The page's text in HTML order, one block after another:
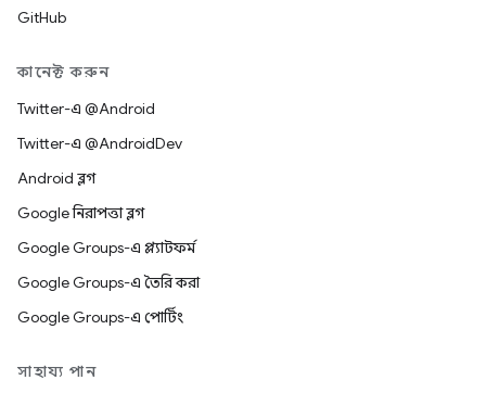
GitHub
কানেক্ট করুন
Twitter-এ @Android
Twitter-এ @AndroidDev
Android ব্লগ
Google নিরাপত্তা ব্লগ
Google Groups-এ প্ল্যাটফর্ম
Google Groups-এ তৈরি করা
Google Groups-এ পোর্টিং
সাহায্য পান